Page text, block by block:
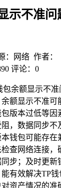
示不准
：网络 作者：
评论：0
包余额显示不
额显示不准可
包版本过低等因
，数据同步不
本钱包可能存
查网络连接，
步；及时更新
有效解决TP
资产情况的准